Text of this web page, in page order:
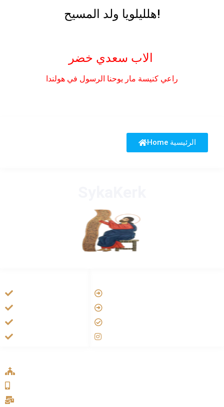
هلليلويا ولد المسيح!
الاب سعدي خضر
راعي كنيسة مار يوحنا الرسول في هولندا
Home الرئيسية